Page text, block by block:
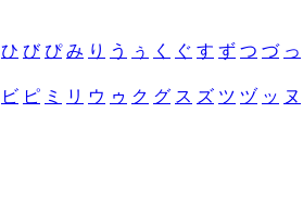
ひ び ぴ み り う ぅ く ぐ す ず つ づ っ
ビ ピ ミ リ ウ ゥ ク グ ス ズ ツ ヅ ッ ヌ